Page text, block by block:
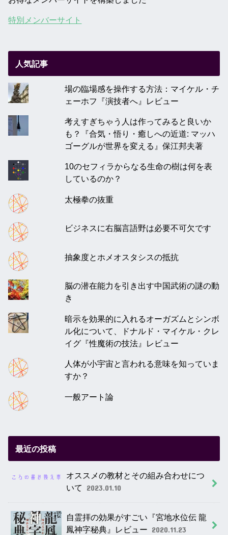
特別メンバーサイト
人気記事
場の臨場感を操作する方法：マイケル・チ
ェーホフ『演技者へ』レビュー
考えすぎちゃう人は作ってみると良いか
も？『合気・悟り・癒しへの近道: マッハ
ゴーグルが世界を変える』保江邦夫著
10のセフィラからなる生命の樹は何を表
しているのか？
太極拳の抜重
ビジネスに右脳言語野は必要不可欠です
抽象度とホメオスタシスの抵抗
脳の潜在能力を引き出す中国武術の謎の動
き
暗示を効果的に入れるオーガズムとシンボ
ル化について、ドナルド・マイケル・クレ
イグ『性魔術の技法』レビュー
人体が小宇宙と言われる意味を知っていま
すか？
一般アート論
最近の投稿
オススメの教材とその組み合わせにつ
いて
2023.01.10
自霊拝の効果がすごい『宮地水位伝 龍
鳳神字秘典』レビュー 2020.11.23